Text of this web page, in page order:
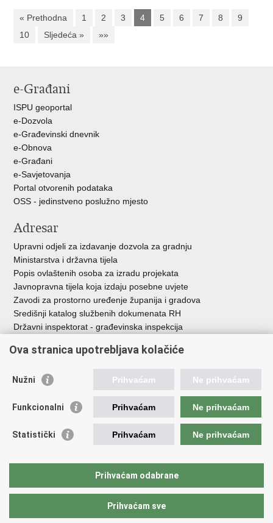
« Prethodna 1 2 3 4 5 6 7 8
9
10
Sljedeća » »»
e-Građani
ISPU geoportal
e-Dozvola
e-Građevinski dnevnik
e-Obnova
e-Građani
e-Savjetovanja
Portal otvorenih podataka
OSS - jedinstveno poslužno mjesto
Adresar
Upravni odjeli za izdavanje dozvola za gradnju
Ministarstva i državna tijela
Popis ovlaštenih osoba za izradu projekata
Javnopravna tijela koja izdaju posebne uvjete
Zavodi za prostorno uređenje županija i gradova
Središnji katalog službenih dokumenata RH
Državni inspektorat - građevinska inspekcija
Vlada Republike Hrvatske
Agencija za pravni promet i posredovanje nekretninama
Fond za zaštitu okoliša i energetsku učinkovitost
Državne nekretnine d.o.o.
Ova stranica upotrebljava kolačiće
Nužni Prihvaćam Ne prihvaćam
Funkcionalni Prihvaćam Ne prihvaćam
Statistički Prihvaćam Ne prihvaćam
Prihvaćam odabrane
Prihvaćam sve